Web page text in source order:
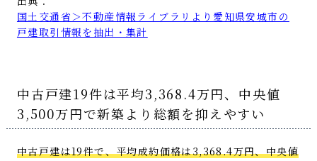
国土交通省＞不動産情報ライブラリより愛知県安城市の
戸建取引情報を抽出・集計
中古戸建19件は平均3,368.4万円、中央値
3,500万円で新築より総額を抑えやすい
中古戸建は19件で、平均成約価格は3,368.4万円、中央値